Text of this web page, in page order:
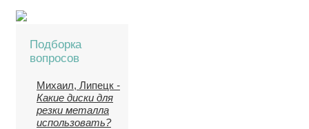
Подборка
вопросов
Михаил, Липецк -
Какие диски для
резки металла
использовать?